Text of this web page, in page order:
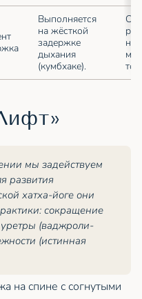
Выполняется
на жёсткой
задержке
дыхания
(кумбхаке).
на
мы задействуем
развития
хатха-йоге они
сокращение
(ваджроли-
(истинная
на спине с согнутыми